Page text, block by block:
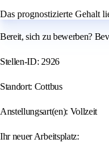
Das prognostizierte Gehalt
Bereit, sich zu bewerben?
Stellen-ID: 2926
Standort: Cottbus
Anstellungsart(en): Vollzeit
Ihr neuer Arbeitsplatz: